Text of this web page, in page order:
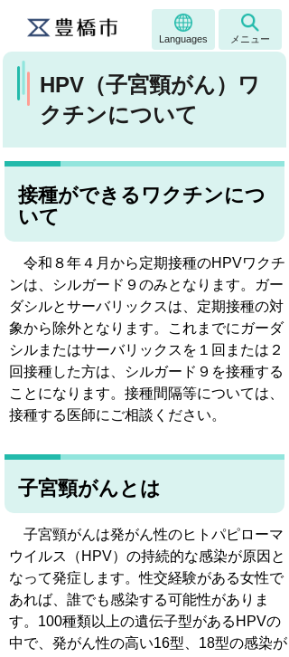
Languages メニュー
HPV（子宮頸がん）ワ
クチンについて
接種ができるワクチンにつ
いて
令和８年４月から定期接種のHPVワクチ
ンは、シルガード９のみとなります。ガー
ダシルとサーバリックスは、定期接種の対
象から除外となります。これまでにガーダ
シルまたはサーバリックスを１回または２
回接種した方は、シルガード９を接種する
ことになります。接種間隔等については、
接種する医師にご相談ください。
子宮頸がんとは
子宮頸がんは発がん性のヒトパピローマ
ウイルス（HPV）の持続的な感染が原因と
なって発症します。性交経験がある女性で
あれば、誰でも感染する可能性がありま
す。100種類以上の遺伝子型があるHPVの
中で、発がん性の高い16型、18型の感染が